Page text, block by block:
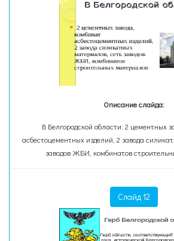
Описание слайда:
В Белгородской области: 2 цементных
асбестоцементных изделий, 2 завода
заводов ЖБИ, комбинатов
Слайд 12